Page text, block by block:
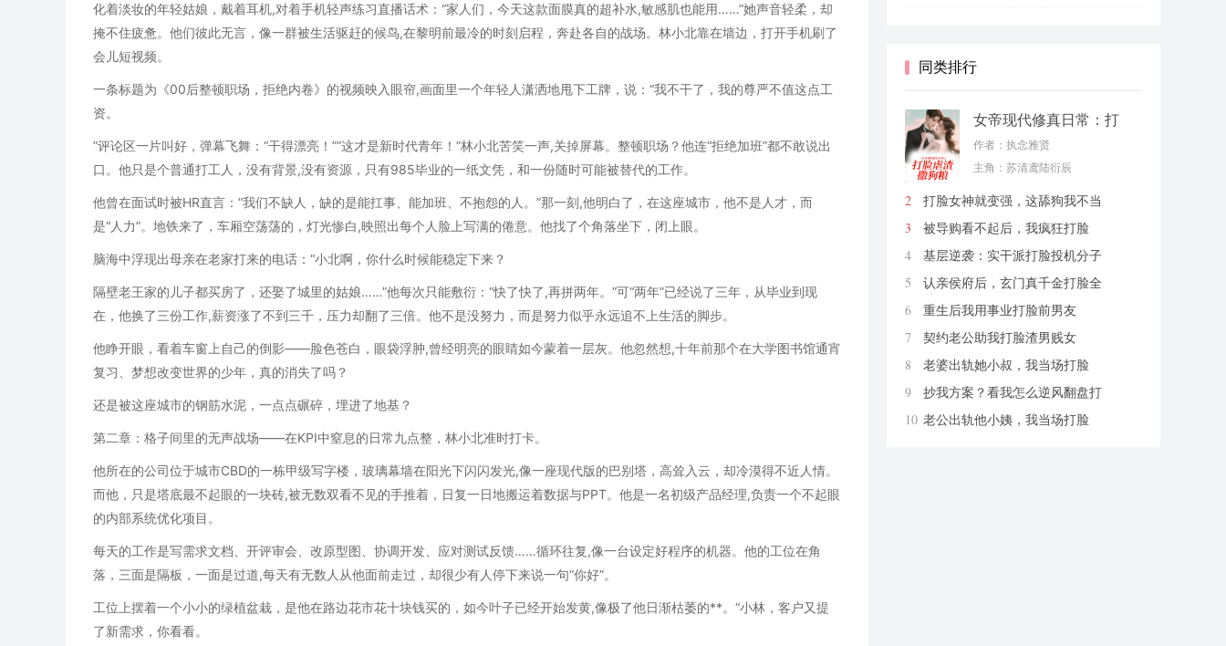
化着淡妆的年轻姑娘，戴着耳机,对着手机轻声练习直播话术：“家人们，今天这款面膜真的超补水,敏感肌也能用……”她声音轻柔，却
掩不住疲惫。他们彼此无言，像一群被生活驱赶的候鸟,在黎明前最冷的时刻启程，奔赴各自的战场。林小北靠在墙边，打开手机刷了
会儿短视频。
一条标题为《00后整顿职场，拒绝内卷》的视频映入眼帘,画面里一个年轻人潇洒地甩下工牌，说：“我不干了，我的尊严不值这点工
资。
”评论区一片叫好，弹幕飞舞：“干得漂亮！”“这才是新时代青年！”林小北苦笑一声,关掉屏幕。整顿职场？他连“拒绝加班”都不敢说出
口。他只是个普通打工人，没有背景,没有资源，只有985毕业的一纸文凭，和一份随时可能被替代的工作。
他曾在面试时被HR直言：“我们不缺人，缺的是能扛事、能加班、不抱怨的人。”那一刻,他明白了，在这座城市，他不是人才，而
是“人力”。地铁来了，车厢空荡荡的，灯光惨白,映照出每个人脸上写满的倦意。他找了个角落坐下，闭上眼。
脑海中浮现出母亲在老家打来的电话：“小北啊，你什么时候能稳定下来？
隔壁老王家的儿子都买房了，还娶了城里的姑娘……”他每次只能敷衍：“快了快了,再拼两年。”可“两年”已经说了三年，从毕业到现
在，他换了三份工作,薪资涨了不到三千，压力却翻了三倍。他不是没努力，而是努力似乎永远追不上生活的脚步。
他睁开眼，看着车窗上自己的倒影——脸色苍白，眼袋浮肿,曾经明亮的眼睛如今蒙着一层灰。他忽然想,十年前那个在大学图书馆通宵
复习、梦想改变世界的少年，真的消失了吗？
还是被这座城市的钢筋水泥，一点点碾碎，埋进了地基？
第二章：格子间里的无声战场——在KPI中窒息的日常九点整，林小北准时打卡。
他所在的公司位于城市CBD的一栋甲级写字楼，玻璃幕墙在阳光下闪闪发光,像一座现代版的巴别塔，高耸入云，却冷漠得不近人情。
而他，只是塔底最不起眼的一块砖,被无数双看不见的手推着，日复一日地搬运着数据与PPT。他是一名初级产品经理,负责一个不起眼
的内部系统优化项目。
每天的工作是写需求文档、开评审会、改原型图、协调开发、应对测试反馈……循环往复,像一台设定好程序的机器。他的工位在角
落，三面是隔板，一面是过道,每天有无数人从他面前走过，却很少有人停下来说一句“你好”。
工位上摆着一个小小的绿植盆栽，是他在路边花市花十块钱买的，如今叶子已经开始发黄,像极了他日渐枯萎的**。“小林，客户又提
了新需求，你看看。
同类排行
女帝现代修真日常：打
脸虐渣撒狗粮
作者：执念雅贤
主角：苏清鸢陆衍辰
2
打脸女神就变强，这舔狗我不当
了
爱你老ma
3 被导购看不起后，我疯狂打脸
柚紫汁
4 基层逆袭：实干派打脸投机分子
炭烤切糕
5
认亲侯府后，玄门真千金打脸全
京城
烟幼
6 重生后我用事业打脸前男友
财神爷保佑我发大财哦
7 契约老公助我打脸渣男贱女
无花带雨
8 老婆出轨她小叔，我当场打脸
匿名
9
抄我方案？看我怎么逆风翻盘打
脸
思远方圆
10 老公出轨他小姨，我当场打脸